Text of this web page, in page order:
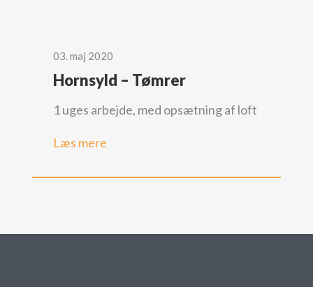
03. maj 2020
Hornsyld – Tømrer
1 uges arbejde, med opsætning af loft
Læs mere